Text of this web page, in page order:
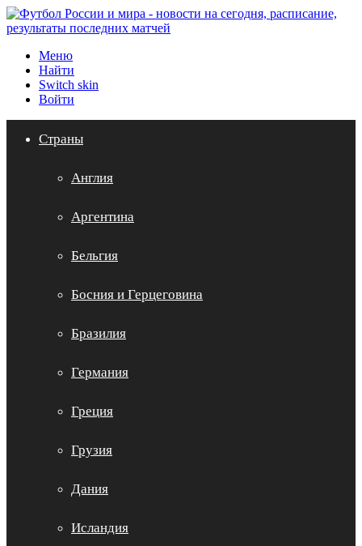
Меню
Найти
Switch skin
Войти
Страны
Англия
Аргентина
Бельгия
Босния и Герцеговина
Бразилия
Германия
Греция
Грузия
Дания
Исландия